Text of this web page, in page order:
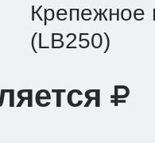
Крепежное
(LB250)